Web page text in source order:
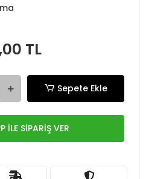
TL
Sepete Ekle
İLE SİPARİŞ VER